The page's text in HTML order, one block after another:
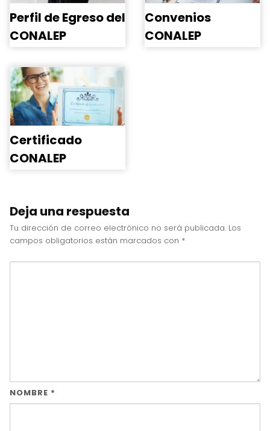
Perfil de Egreso del
CONALEP
Convenios
CONALEP
Certificado
CONALEP
Deja una respuesta
Tu dirección de correo electrónico no será publicada. Los
campos obligatorios están marcados con *
NOMBRE *